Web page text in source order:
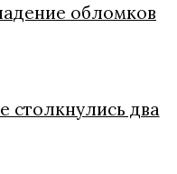
обломков
столкнулись два